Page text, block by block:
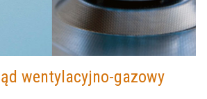
wentylacyjno-gazowy